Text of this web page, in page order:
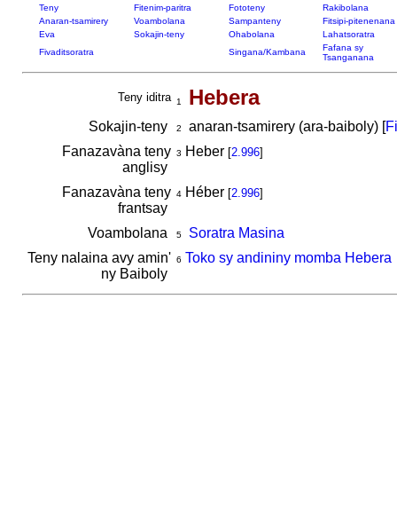
Teny Fitenim-paritra Fototeny
Rakibolana
Anaran-tsamirery
Voambolana Sampanteny
Fitsipi-pitenenana
Eva
Sokajin-teny Ohabolana
Lahatsoratra
Fivaditsoratra
Singana/Kambana
Fafana sy
Tsanganana
Teny iditra 1 Hebera
Sokajin-teny 2 anaran-tsamirery (ara-baiboly) [
Fanazavàna teny
anglisy
3 Heber [2.996]
Fanazavàna teny
frantsay
4Héber [2.996]
Voambolana 5
Soratra Masina
Teny nalaina avy amin'
ny Baiboly
6 Toko sy andininy momba Hebera